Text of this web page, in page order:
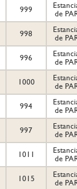
999
de
998
de
996
de
1000
de
994
de
997
de
1011
de
1015
de